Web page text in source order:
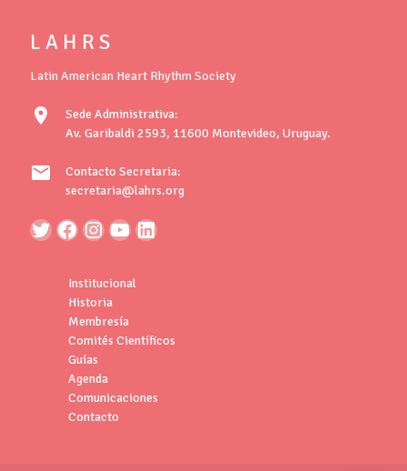
L A H R S
Latin American Heart Rhythm Society
location_on
Sede Administrativa:
Av. Garibaldi 2593, 11600 Montevideo, Uruguay.
mail
Contacto Secretaria:
secretaria@lahrs.org
Institucional
Historia
Membresía
Comités Científicos
Guías
Agenda
Comunicaciones
Contacto